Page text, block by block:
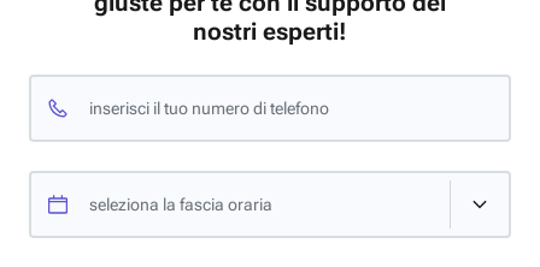
nostri esperti!
inserisci il tuo numero di telefono
seleziona la fascia oraria